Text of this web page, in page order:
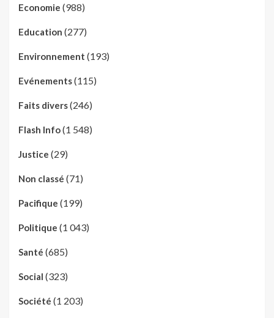
Economie (988)
Education (277)
Environnement (193)
Evénements(115)
Faits divers(246)
Flash Info(1 548)
Justice (29)
Non classé (71)
Pacifique (199)
Politique (1 043)
Santé (685)
Social (323)
Société (1 203)